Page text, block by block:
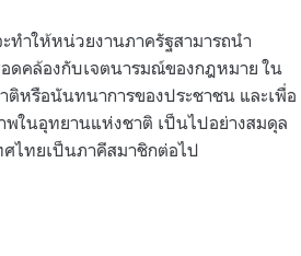
ทำให้หน่วยงานภาครัฐสามารถนำ
ดคล้องกับเจตนารมณ์ของกฎหมาย ใน
หรือนันทนาการของประชาชน และเพื่อ
พในอุทยานแห่งชาติ เป็นไปอย่างสมดุล
ไทยเป็นภาคีสมาชิกต่อไป